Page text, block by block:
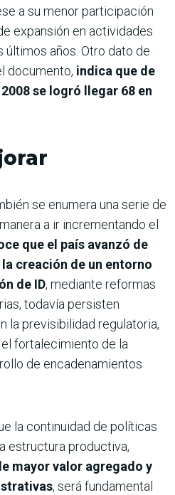
a su menor participación
expansión en actividades
años. Otro dato de
documento, indica que de
se logró llegar 68 en
se enumera una serie de
a ir incrementando el
que el país avanzó de
creación de un entorno
de ID, mediante reformas
todavía persisten
la previsibilidad regulatoria,
fortalecimiento de la
de encadenamientos
la continuidad de políticas
estructura productiva,
mayor valor agregado y
, será fundamental